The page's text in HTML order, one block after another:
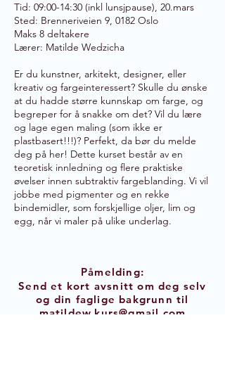
Tid: 09:00-14:30 (inkl lunsjpause), 20.mars
Sted: Brenneriveien 9, 0182 Oslo
Maks 8 deltakere
Lærer: Matilde Wedzicha
Er du kunstner, arkitekt, designer, eller
kreativ og fargeinteressert? Skulle du ønske
at du hadde større kunnskap om farge, og
begreper for å snakke om det? Vil du lære
og lage egen maling (som ikke er
plastbasert!!!)? Perfekt, da bør du melde
deg på her! ​ ​Dette kurset består av en
teoretisk innledning og flere praktiske
øvelser innen subtraktiv fargeblanding. Vi vil
jobbe med pigmenter og en rekke
bindemidler, som forskjellige oljer, lim og
egg, når vi maler på ulike underlag.
Påmelding:
Send et kort avsnitt om deg selv
og din faglige bakgrunn til
matildew.kurs@gmail.com